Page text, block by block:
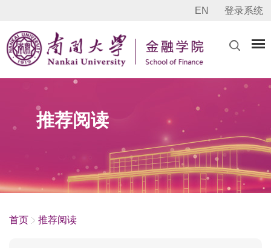
EN 登录系统
推荐阅读
首页 推荐阅读